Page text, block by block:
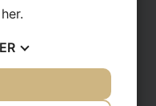
her.